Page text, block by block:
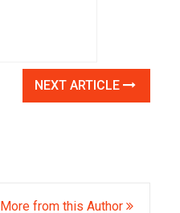
NEXT ARTICLE
More from this Author